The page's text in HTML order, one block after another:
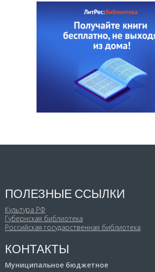
ПОЛЕЗНЫЕ ССЫЛКИ
Культура РФ
Губернская библиотека
Российская государственная библиотека
КОНТАКТЫ
Муниципальное бюджетное